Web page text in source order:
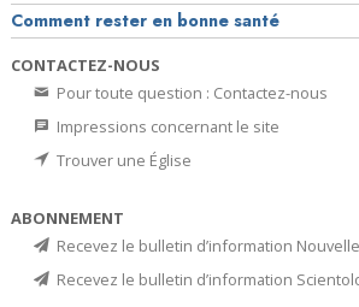
Comment rester en bonne santé
CONTACTEZ-NOUS
Pour toute question : Contactez-nous
Impressions concernant le site
Trouver une Église
ABONNEMENT
Recevez le bulletin d’information
Recevez le bulletin d’information